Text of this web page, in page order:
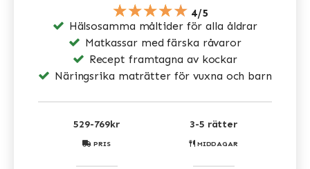
★★★★★ 4/5
Hälsosamma måltider för alla åldrar
Matkassar med färska råvaror
Recept framtagna av kockar
Näringsrika maträtter för vuxna och barn
PRIS
529-769kr
MIDDAGAR
3-5 rätter